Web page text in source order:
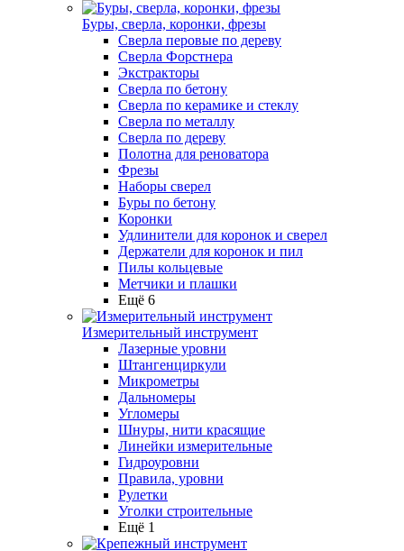
Буры, сверла, коронки, фрезы
Сверла перовые по дереву
Сверла Форстнера
Экстракторы
Сверла по бетону
Сверла по керамике и стеклу
Сверла по металлу
Сверла по дереву
Полотна для реноватора
Фрезы
Наборы сверел
Буры по бетону
Коронки
Удлинители для коронок и сверел
Держатели для коронок и пил
Пилы кольцевые
Метчики и плашки
Ещё 6
Измерительный инструмент
Лазерные уровни
Штангенциркули
Микрометры
Дальномеры
Угломеры
Шнуры, нити красящие
Линейки измерительные
Гидроуровни
Правила, уровни
Рулетки
Уголки строительные
Ещё 1